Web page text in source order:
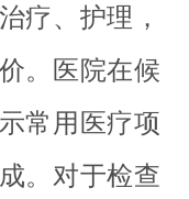
疗、护理，
。医院在候
常用医疗项
。对于检查